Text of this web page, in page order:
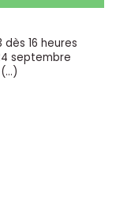
16 heures
septembre